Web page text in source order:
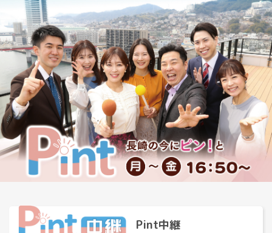
Pint中継